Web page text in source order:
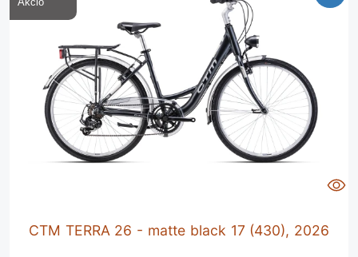
CTM TERRA 26 - matte black 17 (430), 2026